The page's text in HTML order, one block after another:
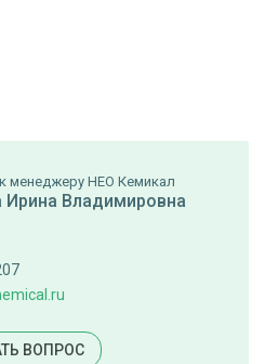
менеджеру НЕО Кемикал
Ирина Владимировна
ВОПРОС